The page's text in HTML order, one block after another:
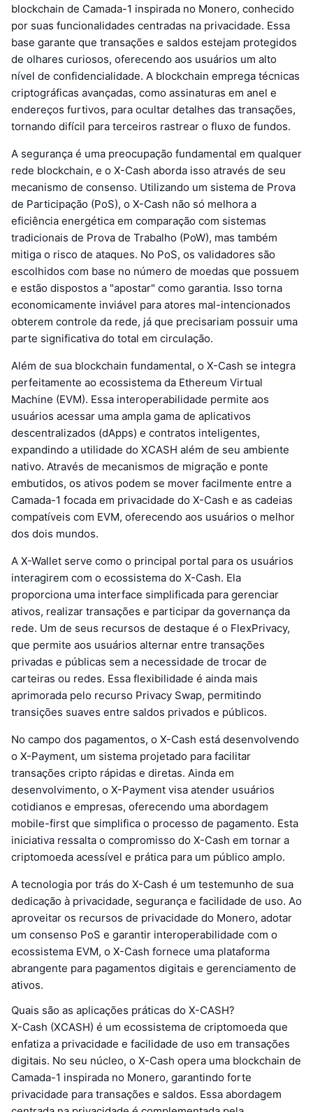
blockchain de Camada-1 inspirada no Monero, conhecido
por suas funcionalidades centradas na privacidade. Essa
base garante que transações e saldos estejam protegidos
de olhares curiosos, oferecendo aos usuários um alto
nível de confidencialidade. A blockchain emprega técnicas
criptográficas avançadas, como assinaturas em anel e
endereços furtivos, para ocultar detalhes das transações,
tornando difícil para terceiros rastrear o fluxo de fundos.
A segurança é uma preocupação fundamental em qualquer
rede blockchain, e o X-Cash aborda isso através de seu
mecanismo de consenso. Utilizando um sistema de Prova
de Participação (PoS), o X-Cash não só melhora a
eficiência energética em comparação com sistemas
tradicionais de Prova de Trabalho (PoW), mas também
mitiga o risco de ataques. No PoS, os validadores são
escolhidos com base no número de moedas que possuem
e estão dispostos a "apostar" como garantia. Isso torna
economicamente inviável para atores mal-intencionados
obterem controle da rede, já que precisariam possuir uma
parte significativa do total em circulação.
Além de sua blockchain fundamental, o X-Cash se integra
perfeitamente ao ecossistema da Ethereum Virtual
Machine (EVM). Essa interoperabilidade permite aos
usuários acessar uma ampla gama de aplicativos
descentralizados (dApps) e contratos inteligentes,
expandindo a utilidade do XCASH além de seu ambiente
nativo. Através de mecanismos de migração e ponte
embutidos, os ativos podem se mover facilmente entre a
Camada-1 focada em privacidade do X-Cash e as cadeias
compatíveis com EVM, oferecendo aos usuários o melhor
dos dois mundos.
A X-Wallet serve como o principal portal para os usuários
interagirem com o ecossistema do X-Cash. Ela
proporciona uma interface simplificada para gerenciar
ativos, realizar transações e participar da governança da
rede. Um de seus recursos de destaque é o FlexPrivacy,
que permite aos usuários alternar entre transações
privadas e públicas sem a necessidade de trocar de
carteiras ou redes. Essa flexibilidade é ainda mais
aprimorada pelo recurso Privacy Swap, permitindo
transições suaves entre saldos privados e públicos.
No campo dos pagamentos, o X-Cash está desenvolvendo
o X-Payment, um sistema projetado para facilitar
transações cripto rápidas e diretas. Ainda em
desenvolvimento, o X-Payment visa atender usuários
cotidianos e empresas, oferecendo uma abordagem
mobile-first que simplifica o processo de pagamento. Esta
iniciativa ressalta o compromisso do X-Cash em tornar a
criptomoeda acessível e prática para um público amplo.
A tecnologia por trás do X-Cash é um testemunho de sua
dedicação à privacidade, segurança e facilidade de uso. Ao
aproveitar os recursos de privacidade do Monero, adotar
um consenso PoS e garantir interoperabilidade com o
ecossistema EVM, o X-Cash fornece uma plataforma
abrangente para pagamentos digitais e gerenciamento de
ativos.
Quais são as aplicações práticas do X-CASH?
X-Cash (XCASH) é um ecossistema de criptomoeda que
enfatiza a privacidade e facilidade de uso em transações
digitais. No seu núcleo, o X-Cash opera uma blockchain de
Camada-1 inspirada no Monero, garantindo forte
privacidade para transações e saldos. Essa abordagem